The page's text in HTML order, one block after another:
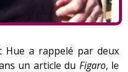
Hue a rappelé par deux
un article du Figaro, le